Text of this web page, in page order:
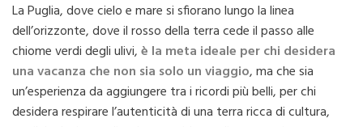
La Puglia, dove cielo e mare si sfiorano lungo la linea
dell’orizzonte, dove il rosso della terra cede il passo alle
chiome verdi degli ulivi,è la meta ideale per chi desidera
una vacanza che non sia solo un viaggio, ma che sia
un’esperienza da aggiungere tra i ricordi più belli, per chi
desidera respirare l’autenticità di una terra ricca di cultura,